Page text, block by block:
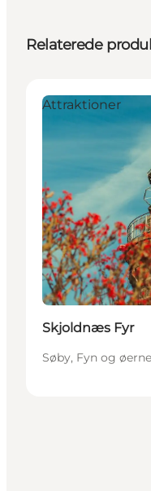
Relaterede
Attraktioner
Skjoldnæs Fyr
Søby, Fyn og øerne